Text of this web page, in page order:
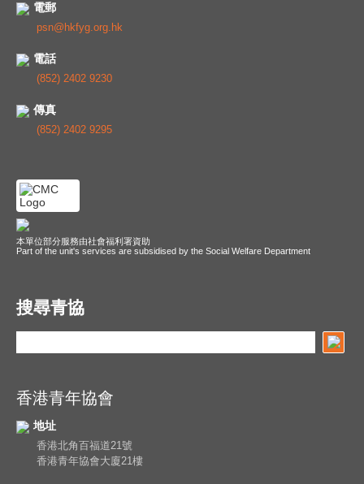
電郵
psn@hkfyg.org.hk
電話
(852) 2402 9230
傳真
(852) 2402 9295
本單位部分服務由社會福利署資助
Part of the unit's services are subsidised by the Social Welfare Department
搜尋青協
香港青年協會
地址
香港北角百福道21號
香港青年協會大廈21樓